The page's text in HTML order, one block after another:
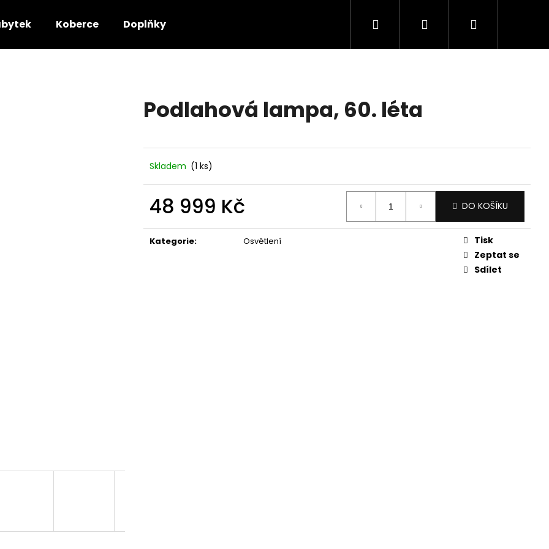
Koberce Doplňky Hledat PřihlášeníNákupní
Podlahová lampa, 60. léta
Skladem (1 ks)
48 999 Kč
cena:
DO KOŠÍKU
Kategorie: Osvětlení
Tisk
Zeptat se
Sdílet
HLEDAT